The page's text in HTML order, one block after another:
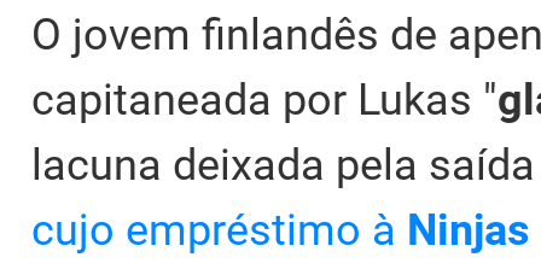
O jovem finlandês de
capitaneada por Lukas "
lacuna deixada pela
cujo empréstimo à